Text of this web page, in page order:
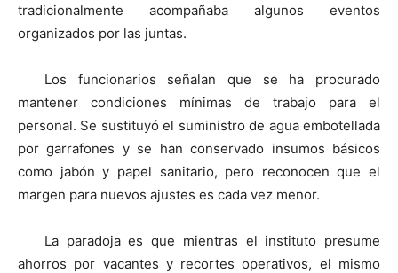
tradicionalmente acompañaba algunos eventos
organizados por las juntas.
Los funcionarios señalan que se ha procurado
mantener condiciones mínimas de trabajo para el
personal. Se sustituyó el suministro de agua embotellada
por garrafones y se han conservado insumos básicos
como jabón y papel sanitario, pero reconocen que el
margen para nuevos ajustes es cada vez menor.
La paradoja es que mientras el instituto presume
ahorros por vacantes y recortes operativos, el mismo